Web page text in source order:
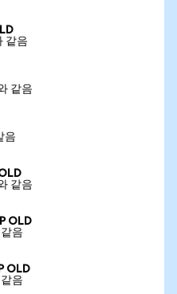
같음
같음
음
같음
OLD
음
OLD
음